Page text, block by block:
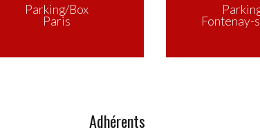
Parking/Box
Paris
Adhérents